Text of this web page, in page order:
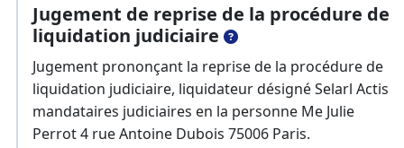
Jugement de reprise de la procédure de
liquidation judiciaire
Jugement prononçant la reprise de la procédure de
liquidation judiciaire, liquidateur désigné Selarl Actis
mandataires judiciaires en la personne Me Julie
Perrot 4 rue Antoine Dubois 75006 Paris.